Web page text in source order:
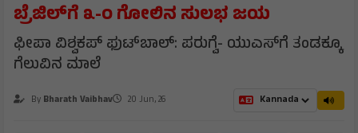
ಬ್ರೆಜಿಲ್‌ಗೆ ೩-೦ ಗೋಲಿನ ಸುಲಭ ಜಯ
ಫೀಪಾ ವಿಶ್ವಕಪ್ ಫುಟ್‌ಬಾಲ್: ಪರುಗ್ವೆ- ಯುಎಸ್‌ಗೆ ತಂಡಕ್ಕೂ
ಗೆಲುವಿನ ಮಾಲೆ
By Bharath Vaibhav 20 Jun, 26